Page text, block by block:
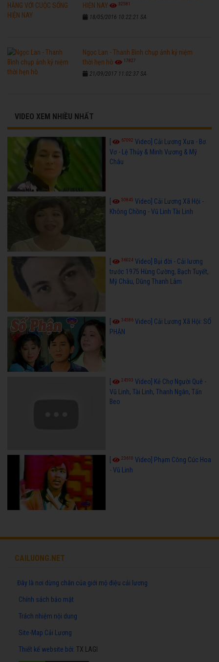
HIỆN NAY
32581
18/05/2016 10:22:21 SA
Ngọc Lan - Thanh Bình chụp ảnh kỷ niệm
thời hẹn hò
17827
21/09/2017 11:02:37 SA
VIDEO XEM NHIỀU NHẤT
[ 67092 Video] Cải Lương Xưa - Bơ
Vơ - Lệ Thủy & Minh Vương & Mỹ
Châu
50845 Video] Cải Lương Xã Hội -
Không Chồng - Vũ Linh Tài Linh
36024 Video] Bụi đời - Cải lương
trước 1975 Hùng Cường, Bạch Tuyết,
Mỹ Châu, Dũng Thanh Lâm
34586 Video] Cải Lương Xã Hội: SỐ
PHẬN
24593 Video] Kẻ Chợ Người Quê -
Vũ Linh, Tài Linh, Thanh Ngân, Tấn
Beo
23610 Video] Phạm Công Cúc Hoa
- Vũ Linh
CAILUONG.NET
Đây là nơi dừng chân của giới mộ điệu cải lương
Chính sách bảo mật
Trách nhiệm nội dung
Site-Map Cải Lương
Thiết kế website bởi: TX LAGI